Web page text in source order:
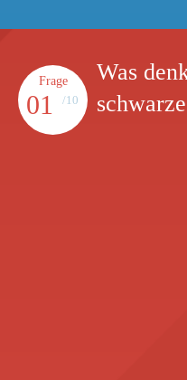
Frage
01 /10
Was